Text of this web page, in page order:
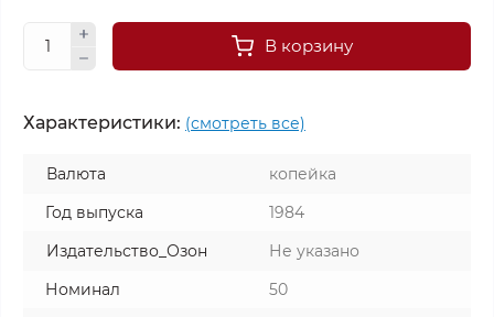
В корзину
Характеристики: (смотреть все)
Валюта
копейка
Год выпуска
1984
Издательство_Озон
Не указано
Номинал
50